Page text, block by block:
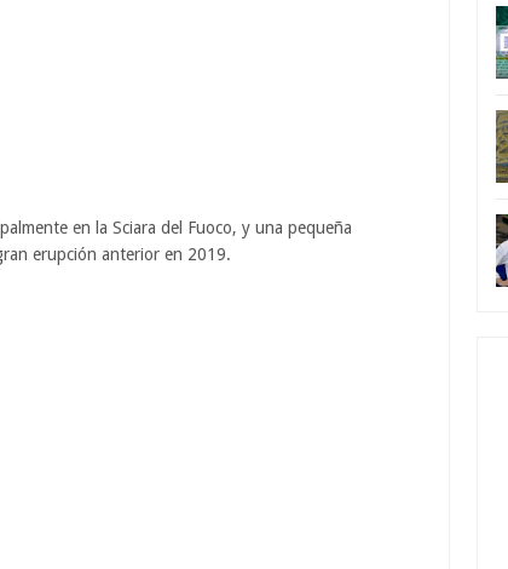
en la Sciara del Fuoco, y una pequeña
erupción anterior en 2019.